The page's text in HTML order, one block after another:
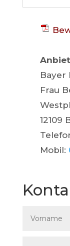
Bayer
Frau
12109
Mobil: